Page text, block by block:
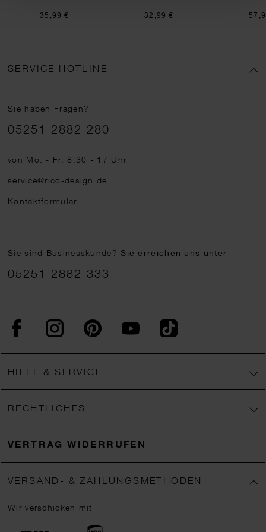
35,99 € 32,99 €
SERVICE HOTLINE
Sie haben Fragen?
Telefonnummer
05251 2882 280
von Mo. - Fr. 8:30 - 17 Uhr
service@rico-design.de
Kontaktformular
Sie sind Businesskunde?Sie erreichen uns unter
05251 2882 333
FacebookInstagram PinterestYouTubeTikTok
HILFE & SERVICE
RECHTLICHES
VERTRAG WIDERRUFEN
VERSAND- & ZAHLUNGSMETHODEN
Wir verschicken mit